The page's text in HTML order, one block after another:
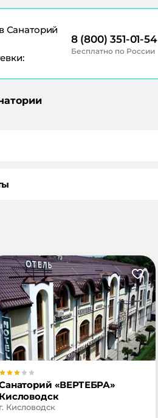
Санаторий
8 (800) 351-01-54
Бесплатно по России
«ВЕРТЕБРА»
Кисловодск
г. Кисловодск